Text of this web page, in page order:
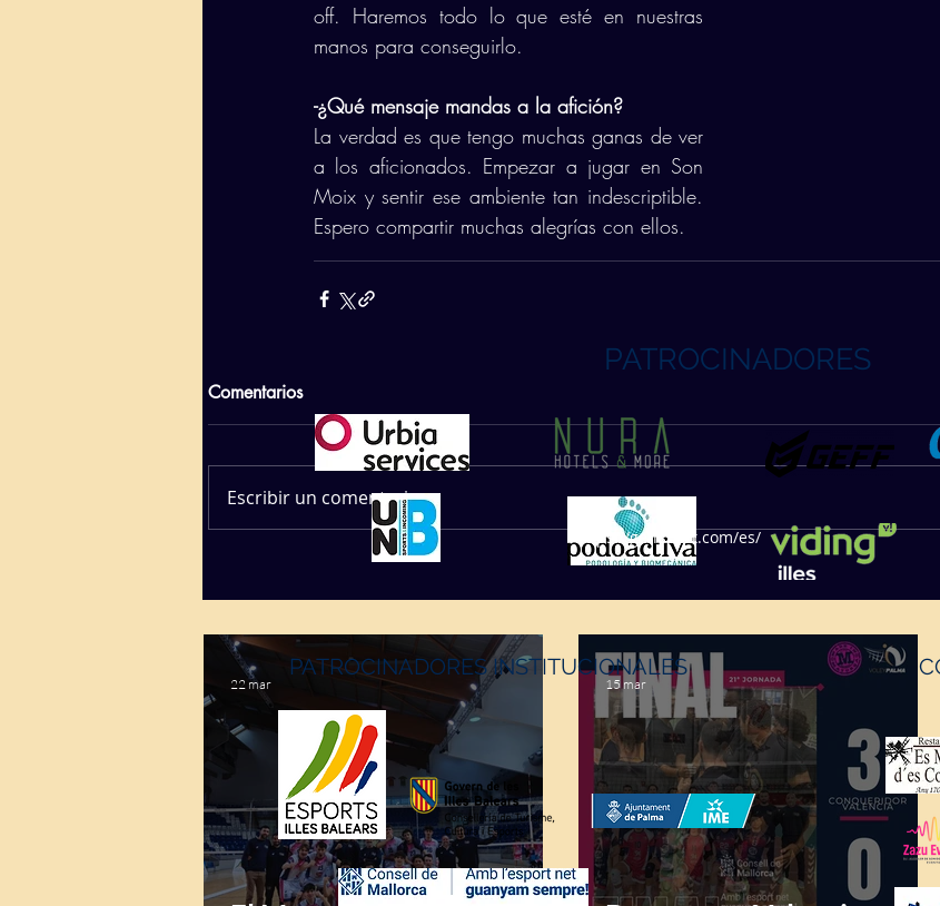
off. Haremos todo lo que esté en nuestras
manos para conseguirlo.
-¿Qué mensaje mandas a la afición?
La verdad es que tengo muchas ganas de ver
a los aficionados. Empezar a jugar en Son
Moix y sentir ese ambiente tan indescriptible.
Espero compartir muchas alegrías con ellos.
Comentarios
Escribir un comentario...
22 mar 15 mar
PATROCINADORES
PATROCINADORES INSTITUCIONALES
https://geffsport.com/es/